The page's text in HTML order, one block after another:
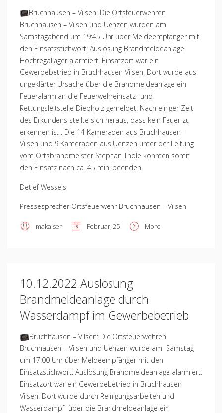
Bruchhausen – Vilsen: Die Ortsfeuerwehren
Bruchhausen – Vilsen und Uenzen wurden am
Samstagabend um 19:45 Uhr über Meldeempfänger mit
den Einsatzstichwort: Auslösung Brandmeldeanlage
Hochregallager alarmiert. Einsatzort war ein
Gewerbebetrieb in Bruchhausen Vilsen. Dort wurde aus
ungeklärter Ursache über die Brandmeldeanlage ein
Feueralarm an die Feuerwehreinsatz- und
Rettungsleitstelle Diepholz gemeldet. Nach einiger Zeit
des Erkundens stellte sich heraus, dass kein Feuer zu
erkennen ist . Die 14 Kameraden aus Bruchhausen –
Vilsen und 9 Kameraden aus Uenzen unter der Leitung
vom Ortsbrandmeister Stephan Thöle konnten somit
den Einsatz nach ca. 45 min. beenden.
Detlef Wessels
Pressesprecher Ortsfeuerwehr Bruchhausen – Vilsen
makaiser Februar, 25 More
10.12.2022 Auslösung
Brandmeldeanlage durch
Wasserdampf im Gewerbebetrieb
Bruchhausen – Vilsen: Die Ortsfeuerwehren
Bruchhausen – Vilsen und Uenzen wurde am Samstag
um 17:00 Uhr über Meldeempfänger mit den
Einsatzstichwort: Auslösung Brandmeldeanlage alarmiert.
Einsatzort war ein Gewerbebetrieb in Bruchhausen
Vilsen. Dort wurde durch Reinigungsarbeiten und
Wasserdampf über die Brandmeldeanlage ein